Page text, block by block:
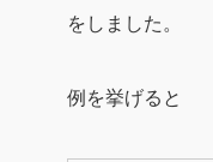
をしました。
例を挙げると